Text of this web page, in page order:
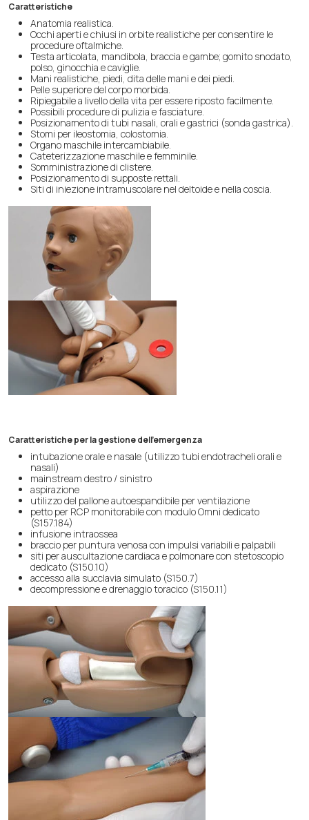
Caratteristiche
Anatomia realistica.
Occhi aperti e chiusi in orbite realistiche per consentire le
procedure oftalmiche.
Testa articolata, mandibola, braccia e gambe; gomito snodato,
polso, ginocchia e caviglie.
Mani realistiche, piedi, dita delle mani e dei piedi.
Pelle superiore del corpo morbida.
Ripiegabile a livello della vita per essere riposto facilmente.
Possibili procedure di pulizia e fasciature.
Posizionamento di tubi nasali, orali e gastrici (sonda gastrica).
Stomi per ileostomia, colostomia.
Organo maschile intercambiabile.
Cateterizzazione maschile e femminile.
Somministrazione di clistere.
Posizionamento di supposte rettali.
Siti di iniezione intramuscolare nel deltoide e nella coscia.
Caratteristiche per la gestione dell’emergenza
intubazione orale e nasale (utilizzo tubi endotracheli orali e
nasali)
mainstream destro / sinistro
aspirazione
utilizzo del pallone autoespandibile per ventilazione
petto per RCP monitorabile con modulo Omni dedicato
(S157.184)
infusione intraossea
braccio per puntura venosa con impulsi variabili e palpabili
siti per auscultazione cardiaca e polmonare con stetoscopio
dedicato (S150.10)
accesso alla succlavia simulato (S150.7)
decompressione e drenaggio toracico (S150.11)